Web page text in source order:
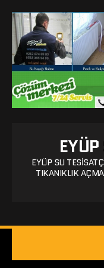
EYÜP SU
TIKANIKLIK